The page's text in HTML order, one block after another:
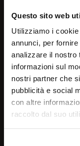
Questo sito web
Utilizziamo i
annunci, per
analizzare il nostro
informazioni sul
nostri partner che
pubblicità e social
con altre
raccolto dal suo
It seems
browsing
D13Gt